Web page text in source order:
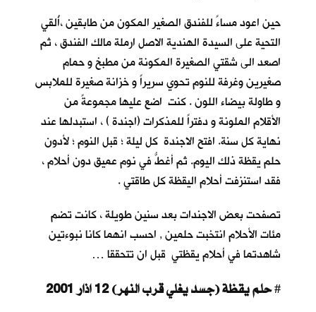
حين اعود مساءً للفندق الصغير المكون من طابقين ،أُلقي
التحية على السيدة الهندية الاصل ارملة مالك الفندق ، ثم
اصعد الى شقتي الصغيرة المكونة من مطبخ و حمام
صغيرين وغرفة للنوم تحوي سريراً و خزانة صغيرة للملابس
و طاولة بيضاء اللون . كنت اضع عليها مجموعةً من
الأقلام الملونة و دفتراً للمذكرات (اجندة ) ، استبدلها عند
نهاية كل سنة. افتح الاجندة كل ليلة ؛ قبل النوم ؛ لأدون
حلم يقظة ذلك اليوم. ثم أغطُّ في نوم عميق دون أحلام ،
فقد استنزفت أحلام اليقظة كل طاقتي .
تصفحت بعض الاجندات بعد سنين طويلة ، كانت تضم
مئات الأحلام انتخبت حلمين , احسب انهما كانا نبوءتين
شاهدتما في أحلام يقظتي قبل ان تتحققا …
#حلم يقظة (جسد يغلي قرب النهر) 12 اذار 2001